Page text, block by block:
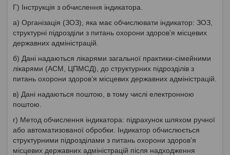
Г) Інструкція з обчислення індикатора.
а) Організація (ЗОЗ), яка має обчислювати індикатор: ЗОЗ,
структурні підрозділи з питань охорони здоров’я місцевих
державних адміністрацій.
б) Дані надаються лікарями загальної практики-сімейними
лікарями (АСМ, ЦПМСД), до структурних підрозділів з
питань охорони здоров’я місцевих державних адміністрацій.
в) Дані надаються поштою, в тому числі електронною
поштою.
г) Метод обчислення індикатора: підрахунок шляхом ручної
або автоматизованої обробки. Індикатор обчислюється
структурними підрозділами з питань охорони здоров’я
місцевих державних адміністрацій після надходження